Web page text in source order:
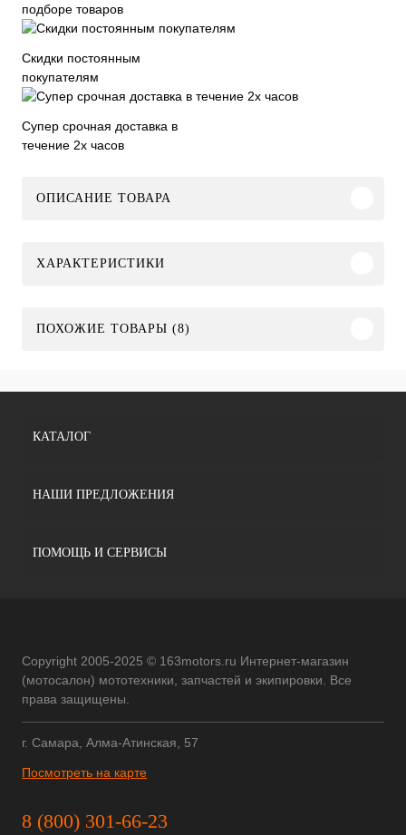
подборе товаров
Скидки постоянным
покупателям
Супер срочная доставка в
течение 2х часов
ОПИСАНИЕ ТОВАРА
ХАРАКТЕРИСТИКИ
ПОХОЖИЕ ТОВАРЫ (8)
КАТАЛОГ
НАШИ ПРЕДЛОЖЕНИЯ
ПОМОЩЬ И СЕРВИСЫ
Copyright 2005-2025 © 163motors.ru Интернет-магазин
(мотосалон) мототехники, запчастей и экипировки. Все
права защищены.
г. Самара, Алма-Атинская, 57
Посмотреть на карте
8 (800) 301-66-23